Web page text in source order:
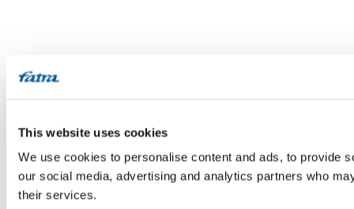
This website uses cookies
We use cookies to personalise content and ads, to provide
our social media, advertising and analytics partners who
their services.